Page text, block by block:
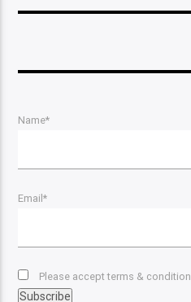
Name*
Email*
Please accept terms & condition